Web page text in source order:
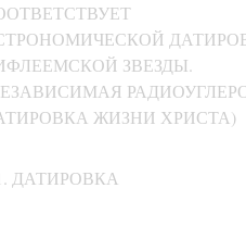
ЗВЕЗДЫ.
ЖИЗНИ ХРИСТА)
ДАТИРОВКА